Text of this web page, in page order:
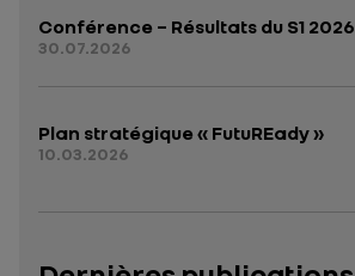
Conférence – Résultats du S1 2026
30.07.2026
Plan stratégique « FutuREady »
10.03.2026